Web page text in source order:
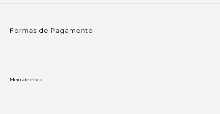
Formas de Pagamento
Meios de envio